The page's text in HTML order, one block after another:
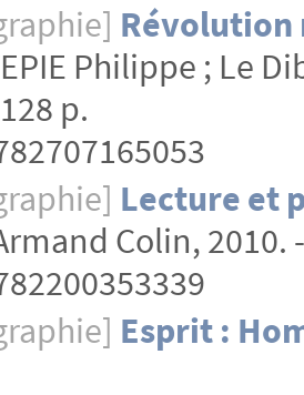
Révolution
Philippe ; Le
p.
Lecture et
Colin, 2010.
Esprit :